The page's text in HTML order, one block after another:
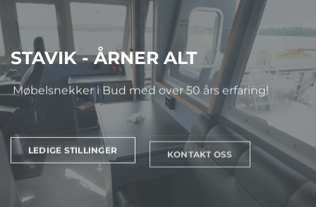
S
T
A
V
I
K
-
Å
STAVIK - ÅRNER ALT
Møbelsnekker i Bud med over 50 års erfaring!
LEDIGE STILLINGER KONTAKT OSS